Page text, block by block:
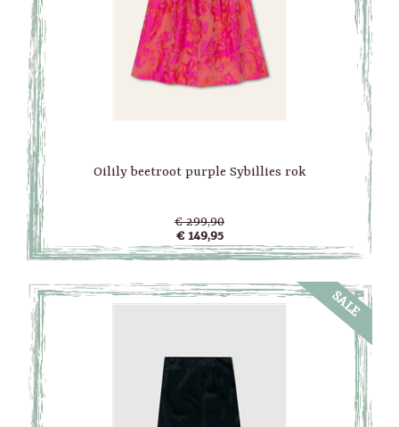
Oilily beetroot purple Sybillies rok
€ 299,90
€ 149,95
SALE